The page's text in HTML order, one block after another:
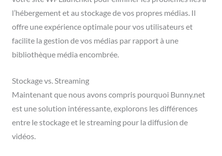
l’hébergement et au stockage de vos propres médias. Il
offre une expérience optimale pour vos utilisateurs et
facilite la gestion de vos médias par rapport à une
bibliothèque média encombrée.
Stockage vs. Streaming
Maintenant que nous avons compris pourquoi Bunny.net
est une solution intéressante, explorons les différences
entre le stockage et le streaming pour la diffusion de
vidéos.